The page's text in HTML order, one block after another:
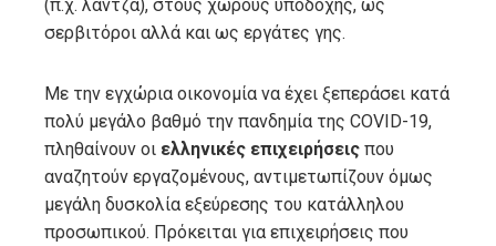
(π.χ. λάντζα), στους χώρους υποδοχής, ως
σερβιτόροι αλλά και ως εργάτες γης.
Με την εγχώρια οικονομία να έχει ξεπεράσει κατά
πολύ μεγάλο βαθμό την πανδημία της COVID-19,
πληθαίνουν οι ελληνικές επιχειρήσεις που
αναζητούν εργαζομένους, αντιμετωπίζουν όμως
μεγάλη δυσκολία εξεύρεσης του κατάλληλου
προσωπικού. Πρόκειται για επιχειρήσεις που